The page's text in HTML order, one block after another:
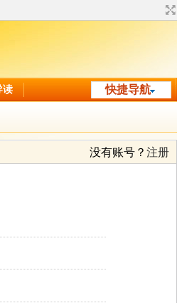
快捷导航
读
没有账号？ 注册